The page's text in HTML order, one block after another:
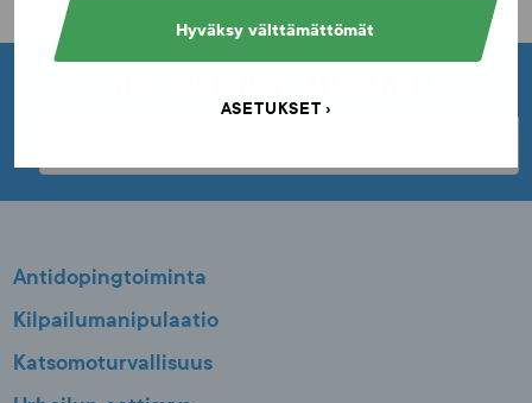
Hyväksy välttämättömät
ASETUKSET
Antidopingtoiminta
Kilpailumanipulaatio
Katsomoturvallisuus